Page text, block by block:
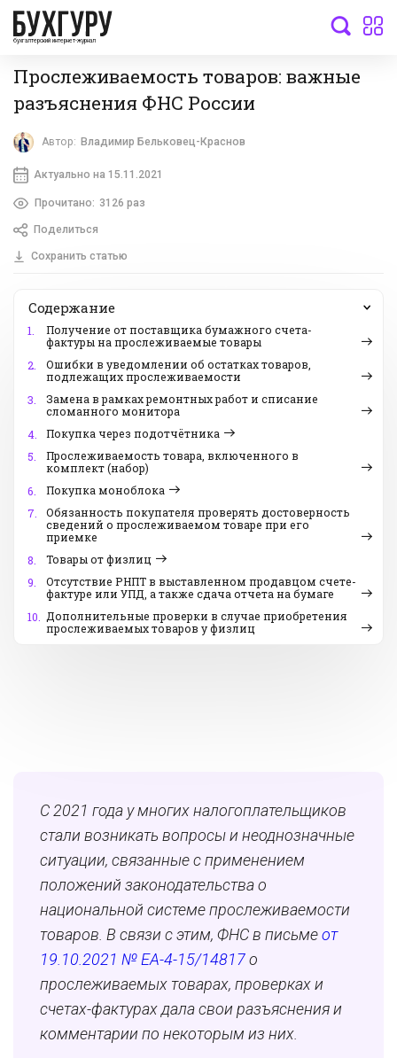
бухгалтерский интернет-журнал
Прослеживаемость товаров: важные
разъяснения ФНС России
Автор: Владимир Бельковец-Краснов
Актуально на 15.11.2021
Прочитано: 3126 раз
Поделиться
Сохранить статью
Содержание
1.
Получение от поставщика бумажного счета-
фактуры на прослеживаемые товары
2.
Ошибки в уведомлении об остатках товаров,
подлежащих прослеживаемости
3.
Замена в рамках ремонтных работ и списание
сломанного монитора
4.
Покупка через подотчётника
5.
Прослеживаемость товара, включенного в
комплект (набор)
6.
Покупка моноблока
7.
Обязанность покупателя проверять достоверность
сведений о прослеживаемом товаре при его
приемке
8.
Товары от физлиц
9.
Отсутствие РНПТ в выставленном продавцом счете-
фактуре или УПД, а также сдача отчета на бумаге
10. Дополнительные проверки в случае приобретения
прослеживаемых товаров у физлиц
С 2021 года у многих налогоплательщиков
стали возникать вопросы и неоднозначные
ситуации, связанные с применением
положений законодательства о
национальной системе прослеживаемости
товаров. В связи с этим, ФНС в письмеот
19.10.2021 № ЕА-4-15/14817о
прослеживаемых товарах, проверках и
счетах-фактурах дала свои разъяснения и
комментарии по некоторым из них.